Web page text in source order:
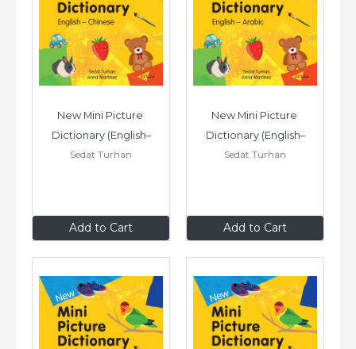
Add to Cart
New Mini Picture
Dictionary (English–
Chinese)
Sedat Turhan
$9.99 Add to Cart
New Mini Picture
Dictionary (English–
Arabic)
Sedat Turhan
$9.99